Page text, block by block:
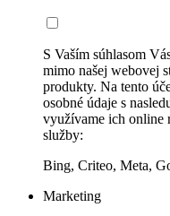
S Vaším súhlasom
mimo našej webovej
produkty. Na tento
osobné údaje s
využívame ich online
služby:
Bing, Criteo, Meta,
Marketing